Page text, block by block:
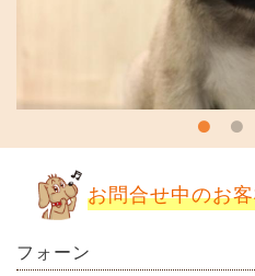
お問合せ中のお
フォーン